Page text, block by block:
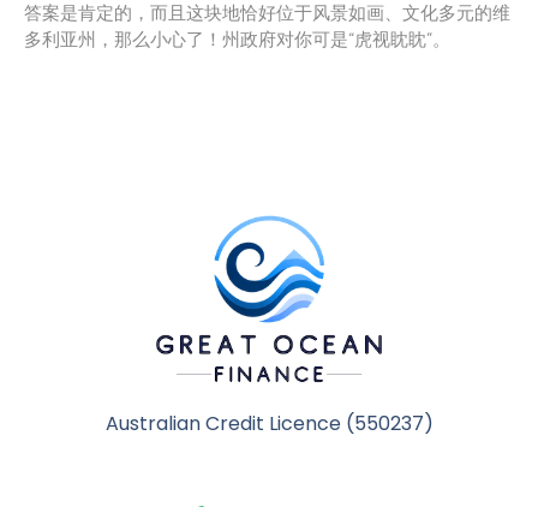
答案是肯定的，而且这块地恰好位于风景如画、文化多元的维
多利亚州，那么小心了！州政府对你可是“虎视眈眈”。
Australian Credit Licence (550237)